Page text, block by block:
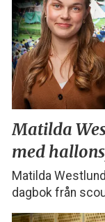
Matilda
med
Matilda
dagbok från